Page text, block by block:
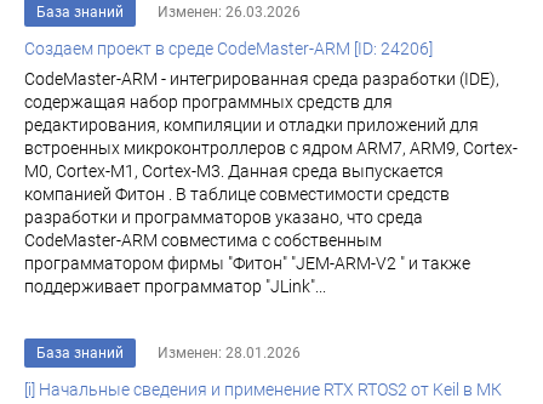
База знаний Изменен: 26.03.2026
Создаем проект в среде CodeMaster-ARM [ID: 24206]
CodeMaster-ARM - интегрированная среда разработки (IDE),
содержащая набор программных средств для
редактирования, компиляции и отладки приложений для
встроенных микроконтроллеров с ядром ARM7, ARM9, Cortex-
M0, Cortex-M1, Cortex-M3. Данная среда выпускается
компанией Фитон . В таблице совместимости средств
разработки и программаторов указано, что среда
CodeMaster-ARM совместима с собственным
программатором фирмы "Фитон" "JEM-ARM-V2 " и также
поддерживает программатор "JLink"...
База знаний Изменен: 28.01.2026
[i] Начальные сведения и применение RTX RTOS2 от Keil в МК